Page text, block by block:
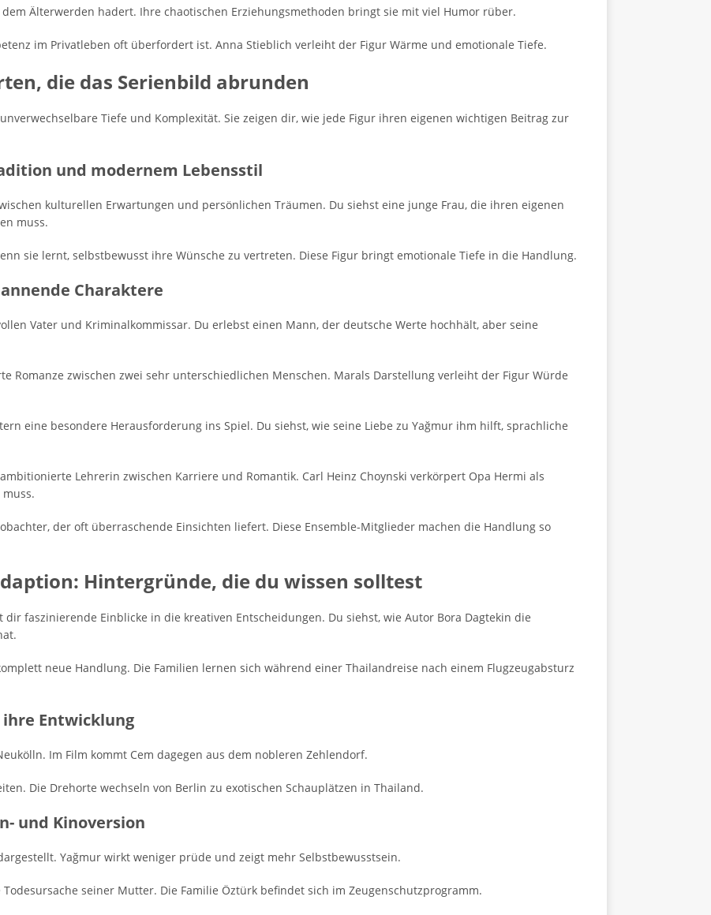
Älterwerden hadert. Ihre chaotischen Erziehungsmethoden bringt sie mit viel Humor rüber.
im Privatleben oft überfordert ist. Anna Stieblich verleiht der Figur Wärme und emotionale Tiefe.
die das Serienbild abrunden
Tiefe und Komplexität. Sie zeigen dir, wie jede Figur ihren eigenen wichtigen Beitrag zur
und modernem Lebensstil
kulturellen Erwartungen und persönlichen Träumen. Du siehst eine junge Frau, die ihren eigenen
muss.
sie lernt, selbstbewusst ihre Wünsche zu vertreten. Diese Figur bringt emotionale Tiefe in die Handlung.
Charaktere
Vater und Kriminalkommissar. Du erlebst einen Mann, der deutsche Werte hochhält, aber seine
Romanze zwischen zwei sehr unterschiedlichen Menschen. Marals Darstellung verleiht der Figur Würde
eine besondere Herausforderung ins Spiel. Du siehst, wie seine Liebe zu Yağmur ihm hilft, sprachliche
Lehrerin zwischen Karriere und Romantik. Carl Heinz Choynski verkörpert Opa Hermi als
der oft überraschende Einsichten liefert. Diese Ensemble-Mitglieder machen die Handlung so
Hintergründe, die du wissen solltest
dir faszinierende Einblicke in die kreativen Entscheidungen. Du siehst, wie Autor Bora Dagtekin die
neue Handlung. Die Familien lernen sich während einer Thailandreise nach einem Flugzeugabsturz
ihre Entwicklung
Im Film kommt Cem dagegen aus dem nobleren Zehlendorf.
Die Drehorte wechseln von Berlin zu exotischen Schauplätzen in Thailand.
und Kinoversion
Yağmur wirkt weniger prüde und zeigt mehr Selbstbewusstsein.
seiner Mutter. Die Familie Öztürk befindet sich im Zeugenschutzprogramm.